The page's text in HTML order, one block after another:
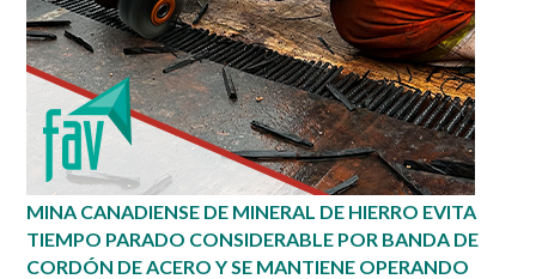
MINA CANADIENSE DE MINERAL DE HIERRO EVITA
TIEMPO PARADO CONSIDERABLE POR BANDA DE
CORDÓN DE ACERO Y SE MANTIENE OPERANDO